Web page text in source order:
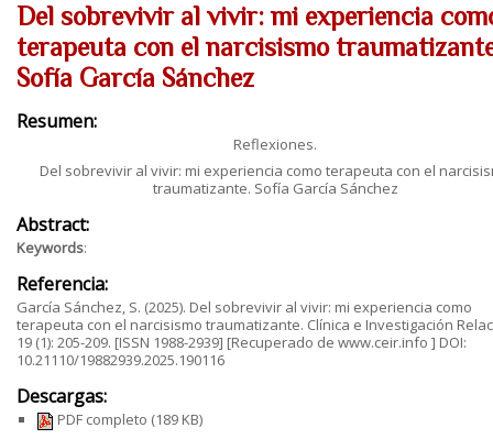
Del sobrevivir al vivir: mi experiencia
terapeuta con el narcisismo
Sofía García Sánchez
Resumen:
Reflexiones.
Del sobrevivir al vivir: mi experiencia como terapeuta con el
traumatizante. Sofía García Sánchez
Abstract:
Keywords:
Referencia:
García Sánchez, S. (2025). Del sobrevivir al vivir: mi experiencia como
terapeuta con el narcisismo traumatizante. Clínica e Investigación
19 (1): 205-209. [ISSN 1988-2939] [Recuperado de www.ceir.info ] DOI:
10.21110/19882939.2025.190116
Descargas:
PDF completo (189 KB)